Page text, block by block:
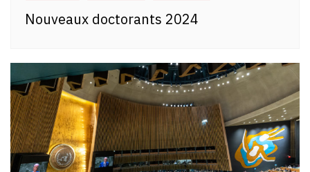
Nouveaux doctorants 2024